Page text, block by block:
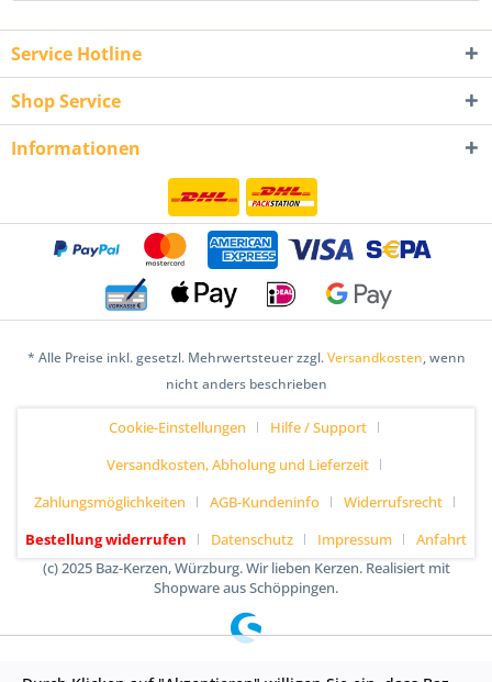
Service Hotline
Shop Service
Informationen
* Alle Preise inkl. gesetzl. Mehrwertsteuer zzgl.Versandkosten, wenn
nicht anders beschrieben
Cookie-Einstellungen
Hilfe / Support
Versandkosten, Abholung und Lieferzeit
Zahlungsmöglichkeiten
AGB-Kundeninfo
Widerrufsrecht
Bestellung widerrufen
Datenschutz Impressum
Anfahrt
(c) 2025 Baz-Kerzen, Würzburg. Wir lieben Kerzen. Realisiert mit
Shopware aus Schöppingen.